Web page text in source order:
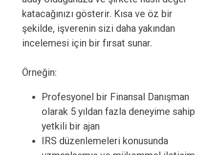
katacağınızı gösterir. Kısa ve öz bir
şekilde, işverenin sizi daha yakından
incelemesi için bir fırsat sunar.
Örneğin:
Profesyonel bir Finansal Danışman
olarak 5 yıldan fazla deneyime sahip
yetkili bir ajan
IRS düzenlemeleri konusunda